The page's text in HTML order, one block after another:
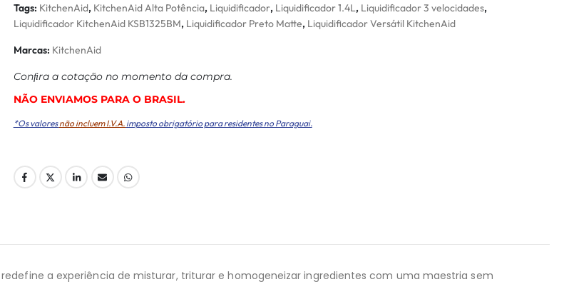
Tags: KitchenAid, KitchenAid Alta Potência, Liquidificador, Liquidificador 1.4L, Liquidificador 3 velocidades,
Liquidificador KitchenAid KSB1325BM, Liquidificador Preto Matte, Liquidificador Versátil KitchenAid
Marcas: KitchenAid
Conﬁra a cotação no momento da compra.
NÃO ENVIAMOS PARA O BRASIL.
*Os valoresnão incluem I.V.A. imposto obrigatório para residentes no Paraguai.
redefine a experiência de misturar, triturar e homogeneizar ingredientes com uma maestria sem